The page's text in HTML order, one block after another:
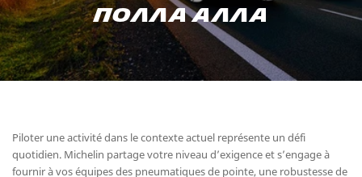
πολλά άλλα
Piloter une activité dans le contexte actuel représente un défi
quotidien. Michelin partage votre niveau d’exigence et s’engage à
fournir à vos équipes des pneumatiques de pointe, une robustesse de